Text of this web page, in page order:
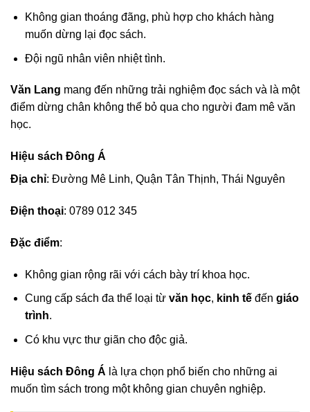
Không gian thoáng đãng, phù hợp cho khách hàng
muốn dừng lại đọc sách.
Đội ngũ nhân viên nhiệt tình.
Văn Lang mang đến những trải nghiệm đọc sách và là một
điểm dừng chân không thể bỏ qua cho người đam mê văn
học.
Hiệu sách Đông Á
Địa chỉ: Đường Mê Linh, Quận Tân Thịnh, Thái Nguyên
Điện thoại: 0789 012 345
Đặc điểm:
Không gian rộng rãi với cách bày trí khoa học.
Cung cấp sách đa thể loại từ văn học, kinh tếđến giáo
trình.
Có khu vực thư giãn cho độc giả.
Hiệu sách Đông Á là lựa chọn phổ biến cho những ai
muốn tìm sách trong một không gian chuyên nghiệp.